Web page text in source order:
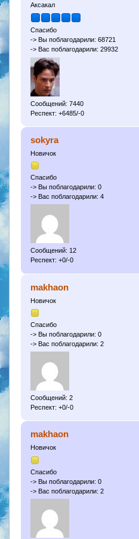
Аксакал
Спасибо
-> Вы поблагодарили: 68721
-> Вас поблагодарили: 29932
Сообщений: 7440
Респект: +6485/-0
sokyra
Новичок
Спасибо
-> Вы поблагодарили: 0
-> Вас поблагодарили: 4
Сообщений: 12
Респект: +0/-0
makhaon
Новичок
Спасибо
-> Вы поблагодарили: 0
-> Вас поблагодарили: 2
Сообщений: 2
Респект: +0/-0
makhaon
Новичок
Спасибо
-> Вы поблагодарили: 0
-> Вас поблагодарили: 2